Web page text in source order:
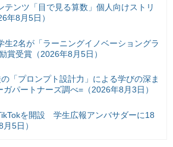
テンツ「目で見る算数」個人向けストリ
年8月5日）
生2名が「ラーニングイノベーショングラ
賞受賞（2026年8月5日）
「プロンプト設計力」による学びの深ま
ガパートナーズ調べ=（2026年8月3日）
を開設 学生広報アンバサダーに18
5日）